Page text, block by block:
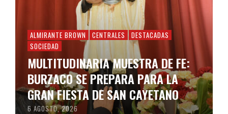
ALMIRANTE BROWN CENTRALES
DESTACADAS
SOCIEDAD
MULTITUDINARIA MUESTRA DE FE:
BURZACO SE PREPARA PARA LA
GRAN FIESTA DE SAN CAYETANO
6 AGOSTO, 2026